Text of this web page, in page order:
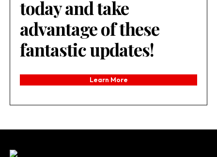
today and take
advantage of these
fantastic updates!
Learn More